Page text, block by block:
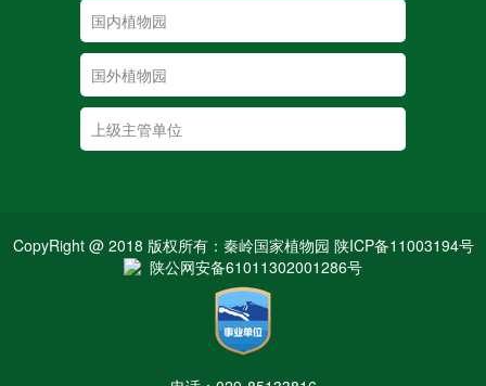
CopyRight @ 2018 版权所有：秦岭国家植物园 陕ICP备11003194号
陕公网安备61011302001286号